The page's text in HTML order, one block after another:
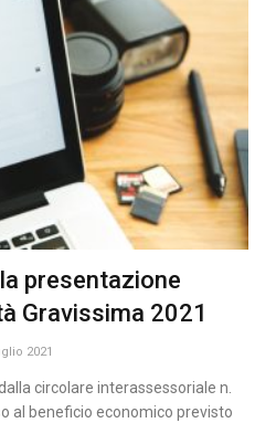
presentazione
Gravissima 2021
2021
circolare interassessoriale n.
al beneficio economico previsto